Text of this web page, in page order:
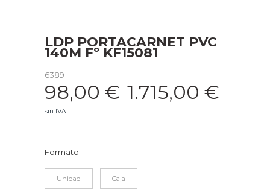
LDP PORTACARNET PVC
140M Fº KF15081
6389
98,00 € –1.715,00 €
sin IVA
Formato
Unidad Caja